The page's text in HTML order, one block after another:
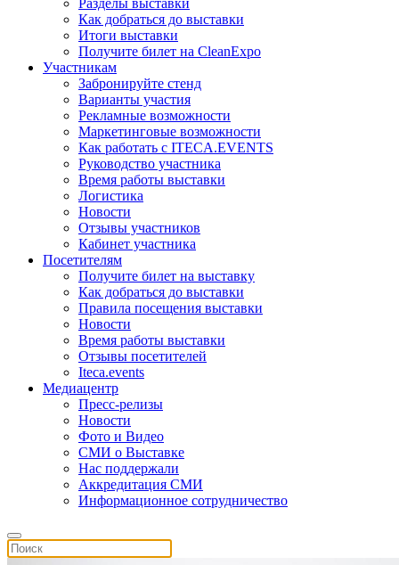
Разделы выставки
Как добраться до выставки
Итоги выставки
Получите билет на CleanExpo
Участникам
Забронируйте стенд
Варианты участия
Рекламные возможности
Маркетинговые возможности
Как работать с ITECA.EVENTS
Руководство участника
Время работы выставки
Логистика
Новости
Отзывы участников
Кабинет участника
Посетителям
Получите билет на выставку
Как добраться до выставки
Правила посещения выставки
Новости
Время работы выставки
Отзывы посетителей
Iteca.events
Медиацентр
Пресс-релизы
Новости
Фото и Видео
СМИ о Выставке
Нас поддержали
Аккредитация СМИ
Информационное сотрудничество